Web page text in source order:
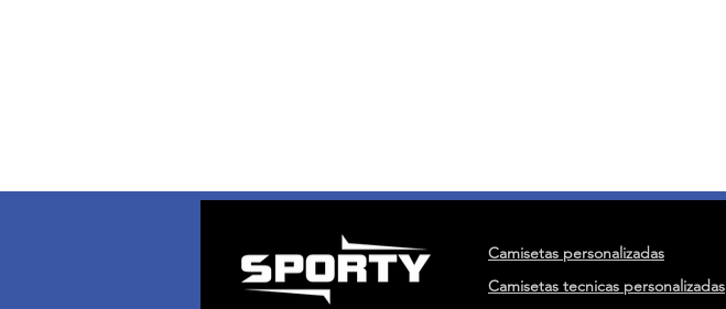
Camisetas personalizadas
Camisetas tecnicas personalizadas